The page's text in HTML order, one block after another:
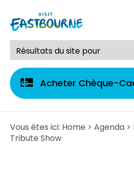
Acheter Chèque-
Vous êtes ici: Home > Agenda
Tribute Show